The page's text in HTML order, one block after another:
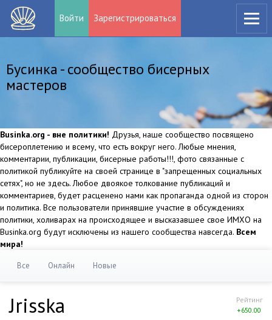
Войти Зарегистрироваться
Бусинка - сообщество бисерных
мастеров
Businka.org - вне политики! Друзья, наше сообщество посвящено
бисероплетению и всему, что есть вокруг него. Любые мнения,
комментарии, публикации, бисерные работы!!!, фото связанные с
политикой публикуйте на своей странице в "запрещенных социальных
сетях", но не здесь. Любое двоякое толкование публикаций и
комментариев, будет расценено нами как пропаганда одной из сторон
и политика. Все пользователи принявшие участие в обсуждениях
политики, холиварах на происходящее и высказавшее свое ИМХО на
Businka.org будут исключены из нашего сообщества навсегда. Всем
мира!
Все Онлайн Новые
Рейтинг
+650.00
Jrisska